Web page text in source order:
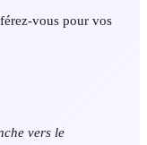
vous pour vos
vers le